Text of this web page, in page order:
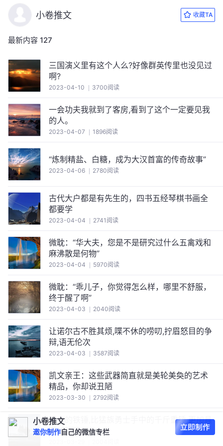
小卷推文 收藏TA
最新内容 127
三国演义里有这个人么?好像群英传里也没见过
啊?
2023-04-10 3700阅读
一会功夫我就到了客房,看到了这个一定要见我
的人。
2023-04-07 1896阅读
“炼制精盐、白糖，成为大汉首富的传奇故事”
2023-04-06 2780阅读
古代大户都是有先生的，四书五经琴棋书画全
都要学
2023-04-04 2741阅读
微耽：“华大夫，您是不是研究过什么五禽戏和
麻沸散是何物”
2023-04-04 5970阅读
微耽：“乖儿子，你觉得怎么样，哪里不舒服，
终于醒了啊”
2023-04-03 2040阅读
让诺尔古不胜其烦,喋不休的唠叨,拧眉怒目的争
辩,语无伦次
2023-04-03 3587阅读
凯文亲王：这些武器简直就是美轮美奐的艺术
精品，你却说丑陋
2023-03-30 2792阅读
矮人的铁锤,比猛族勇士手中的千斤重锤,更加具
有威胁吗
小卷推文
邀你制作 自己的微信专栏